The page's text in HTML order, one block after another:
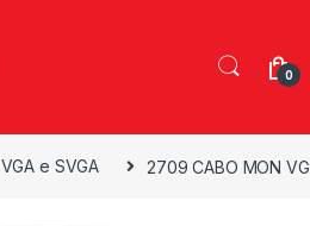
0
VGA e SVGA 2709 CABO MON